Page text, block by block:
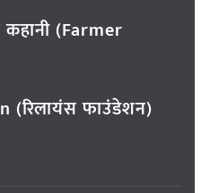
(Farmer
(रिलायंस फाउंडेशन)